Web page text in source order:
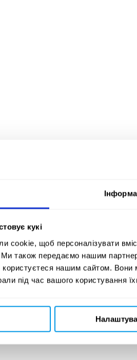
кукі
cookie, щоб персоналізувати
також передаємо нашим
нашим сайтом. Вони
під час вашого користування